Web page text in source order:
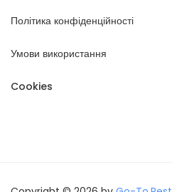
Політика конфіденційності
Умови використання
Cookies